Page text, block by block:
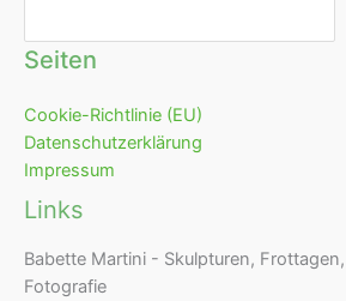
Seiten
Cookie-Richtlinie (EU)
Datenschutzerklärung
Impressum
Links
Babette Martini - Skulpturen,
Fotografie